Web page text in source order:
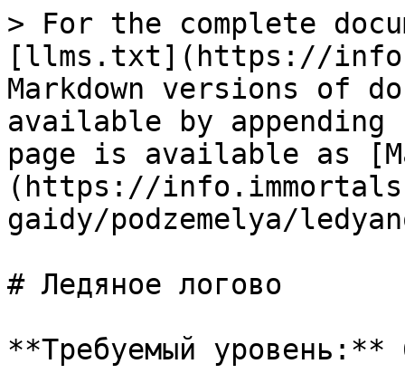
> For the complete
[llms.txt](https://
Markdown versions of
available by
page is available as
(https://
gaidy/podzemelya/
# Ледяное логово
**Требуемый уровень:**